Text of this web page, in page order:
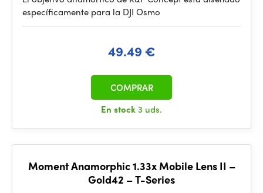
específicamente para la DJI Osmo
49.49 €
En stock3 uds.
COMPRAR
Moment Anamorphic 1.33x Mobile Lens II –
Gold42 – T-Series